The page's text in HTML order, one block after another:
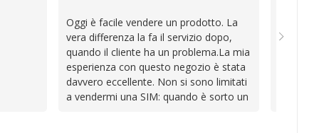
Oggi è facile vendere un prodotto. La
vera differenza la fa il servizio dopo,
quando il cliente ha un problema.La mia
esperienza con questo negozio è stata
davvero eccellente. Non si sono limitati
a vendermi una SIM: quando è sorto un
sono